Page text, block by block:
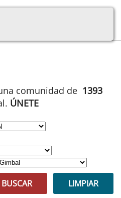
comunidad de 1393
ÚNETE
BUSCAR
LIMPIAR